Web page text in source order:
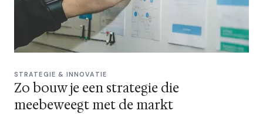
STRATEGIE & INNOVATIE
Zo bouw je een strategie die
meebeweegt met de markt